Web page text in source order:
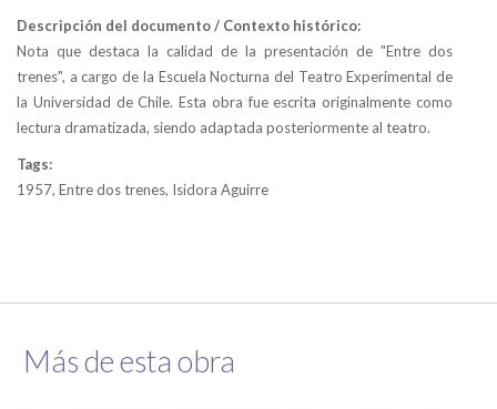
Descripción del documento / Contexto histórico:
Nota que destaca la calidad de la presentación de "Entre dos
trenes", a cargo de la Escuela Nocturna del Teatro Experimental de
la Universidad de Chile. Esta obra fue escrita originalmente como
lectura dramatizada, siendo adaptada posteriormente al teatro.
Tags:
1957, Entre dos trenes, Isidora Aguirre
Más de esta obra